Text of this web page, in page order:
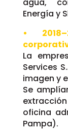
Energía y
•
La
Services
imagen y
Se
oficina
Pampa).